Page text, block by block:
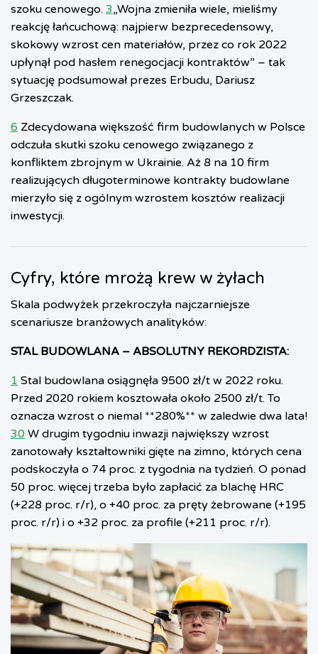
szoku cenowego. 3„Wojna zmieniła wiele, mieliśmy
reakcję łańcuchową: najpierw bezprecedensowy,
skokowy wzrost cen materiałów, przez co rok 2022
upłynął pod hasłem renegocjacji kontraktów” – tak
sytuację podsumował prezes Erbudu, Dariusz
Grzeszczak.
6 Zdecydowana większość firm budowlanych w Polsce
odczuła skutki szoku cenowego związanego z
konfliktem zbrojnym w Ukrainie. Aż 8 na 10 firm
realizujących długoterminowe kontrakty budowlane
mierzyło się z ogólnym wzrostem kosztów realizacji
inwestycji.
Cyfry, które mrożą krew w żyłach
Skala podwyżek przekroczyła najczarniejsze
scenariusze branżowych analityków:
STAL BUDOWLANA – ABSOLUTNY REKORDZISTA:
1 Stal budowlana osiągnęła 9500 zł/t w 2022 roku.
Przed 2020 rokiem kosztowała około 2500 zł/t. To
oznacza wzrost o niemal **280%** w zaledwie dwa lata!
30 W drugim tygodniu inwazji największy wzrost
zanotowały kształtowniki gięte na zimno, których cena
podskoczyła o 74 proc. z tygodnia na tydzień. O ponad
50 proc. więcej trzeba było zapłacić za blachę HRC
(+228 proc. r/r), o +40 proc. za pręty żebrowane (+195
proc. r/r) i o +32 proc. za profile (+211 proc. r/r).